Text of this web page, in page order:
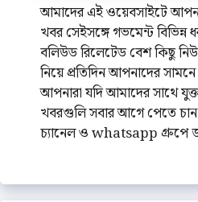
আমাদের এই ওয়েবসাইটে
খবর সেইসঙ্গে গভমেন্ট
বলিউড রিলেটেড বেশ কিছু
নিয়ে প্রতিদিন আপনাদের
আপনারা যদি আমাদের সাথে
খবরগুলি সবার আগে পেতে চান
চ্যানেল ও whatsapp